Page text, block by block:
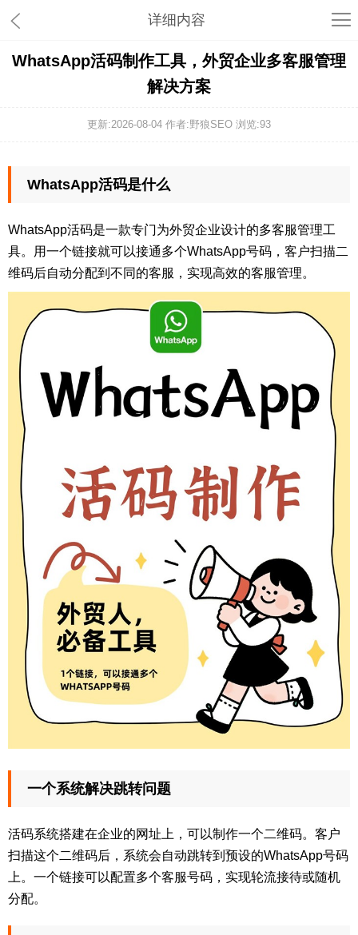
详细内容
WhatsApp活码制作工具，外贸企业多客服管理
解决方案
更新:2026-08-04 作者:野狼SEO 浏览:93
WhatsApp活码是什么
WhatsApp活码是一款专门为外贸企业设计的多客服管理工
具。用一个链接就可以接通多个WhatsApp号码，客户扫描二
维码后自动分配到不同的客服，实现高效的客服管理。
一个系统解决跳转问题
活码系统搭建在企业的网址上，可以制作一个二维码。客户
扫描这个二维码后，系统会自动跳转到预设的WhatsApp号码
上。一个链接可以配置多个客服号码，实现轮流接待或随机
分配。